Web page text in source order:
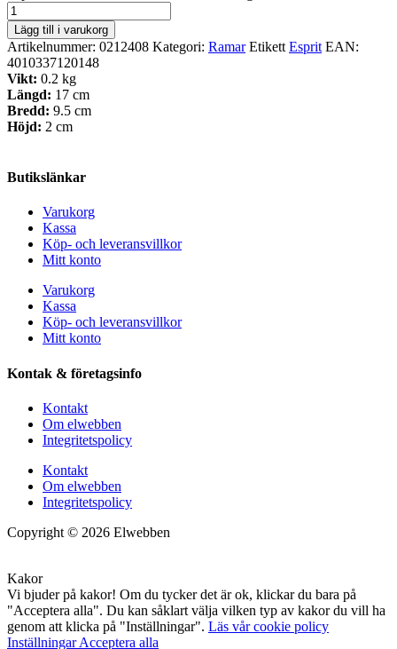
Lägg till i varukorg
Artikelnummer: 0212408 Kategori: Ramar Etikett Esprit EAN:
4010337120148
Vikt: 0.2 kg
Längd: 17 cm
Bredd: 9.5 cm
Höjd: 2 cm
Butikslänkar
Varukorg
Kassa
Köp- och leveransvillkor
Mitt konto
Varukorg
Kassa
Köp- och leveransvillkor
Mitt konto
Kontak & företagsinfo
Kontakt
Om elwebben
Integritetspolicy
Kontakt
Om elwebben
Integritetspolicy
Copyright © 2026 Elwebben
Kakor
Vi bjuder på kakor! Om du tycker det är ok, klickar du bara på
"Acceptera alla". Du kan såklart välja vilken typ av kakor du vill ha
genom att klicka på "Inställningar". Läs vår cookie policy
InställningarAcceptera alla